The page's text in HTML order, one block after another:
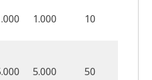
1.000 10
5.000 50